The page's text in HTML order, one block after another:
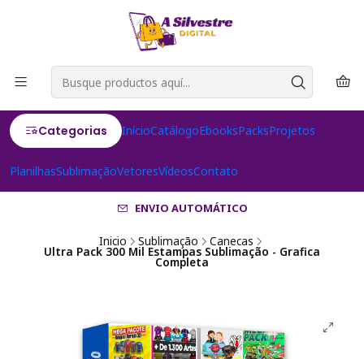
Categorias InícioCatálogoEbooksPacksProjetos
PlanilhasSublimaçãoVetoresVídeosContato
ENVIO AUTOMÁTICO
Inicio Sublimação Canecas
Ultra Pack 300 Mil Estampas Sublimação - Grafica
Completa